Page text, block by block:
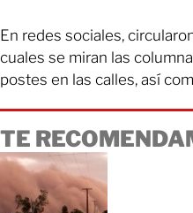
En redes sociales,
cuales se miran las
postes en las calles, así
TE